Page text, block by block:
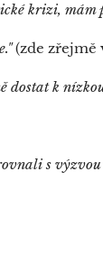
krizi, mám
(zde zřejmě
dostat k
s